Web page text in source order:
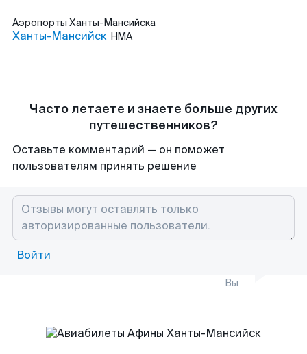
Аэропорты Ханты-Мансийска
Ханты-Мансийск HMA
Часто летаете и знаете больше других
путешественников?
Оставьте комментарий — он поможет
пользователям принять решение
Войти
Вы